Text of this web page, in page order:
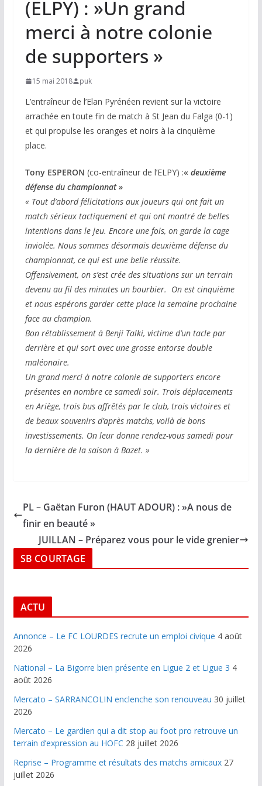
(ELPY) : »Un grand
merci à notre colonie
de supporters »
15 mai 2018 puk
L’entraîneur de l’Elan Pyrénéen revient sur la victoire
arrachée en toute fin de match à St Jean du Falga (0-1)
et qui propulse les oranges et noirs à la cinquième
place.
Tony ESPERON (co-entraîneur de l’ELPY) :« deuxième
défense du championnat »
« Tout d’abord félicitations aux joueurs qui ont fait un
match sérieux tactiquement et qui ont montré de belles
intentions dans le jeu. Encore une fois, on garde la cage
inviolée. Nous sommes désormais deuxième défense du
championnat, ce qui est une belle réussite.
Offensivement, on s’est crée des situations sur un terrain
devenu au fil des minutes un bourbier. On est cinquième
et nous espérons garder cette place la semaine prochaine
face au champion.
Bon rétablissement à Benji Talki, victime d’un tacle par
derrière et qui sort avec une grosse entorse double
maléonaire.
Un grand merci à notre colonie de supporters encore
présentes en nombre ce samedi soir. Trois déplacements
en Ariège, trois bus affrêtés par le club, trois victoires et
de beaux souvenirs d’après matchs, voilà de bons
investissements. On leur donne rendez-vous samedi pour
la dernière de la saison à Bazet. »
PL – Gaëtan Furon (HAUT ADOUR) : »A nous de
finir en beauté »
JUILLAN – Préparez vous pour le vide grenier
SB COURTAGE
ACTU
Annonce – Le FC LOURDES recrute un emploi civique 4 août
2026
National – La Bigorre bien présente en Ligue 2 et Ligue 3 4
août 2026
Mercato – SARRANCOLIN enclenche son renouveau 30 juillet
2026
Mercato – Le gardien qui a dit stop au foot pro retrouve un
terrain d’expression au HOFC 28 juillet 2026
Reprise – Programme et résultats des matchs amicaux 27
juillet 2026